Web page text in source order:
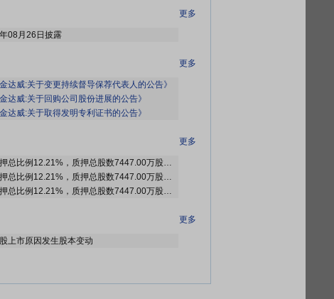
更多
08月26日披露
更多
金达威:关于变更持续督导保荐代表人的公告》
金达威:关于回购公司股份进展的公告》
金达威:关于取得发明专利证书的公告》
更多
截止2026年08月07日质押总比例12.21%，质押总股数7447.00万股，质押总笔数9笔
截止2026年07月31日质押总比例12.21%，质押总股数7447.00万股，质押总笔数9笔
截止2026年07月24日质押总比例12.21%，质押总股数7447.00万股，质押总笔数9笔
更多
上市原因发生股本变动